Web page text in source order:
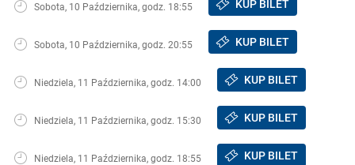
Sobota, 10 Października, godz. 18:55 KUP BILET
Sobota, 10 Października, godz. 20:55 KUP BILET
Niedziela, 11 Października, godz. 14:00 KUP BILET
Niedziela, 11 Października, godz. 15:30 KUP BILET
Niedziela, 11 Października, godz. 18:55 KUP BILET